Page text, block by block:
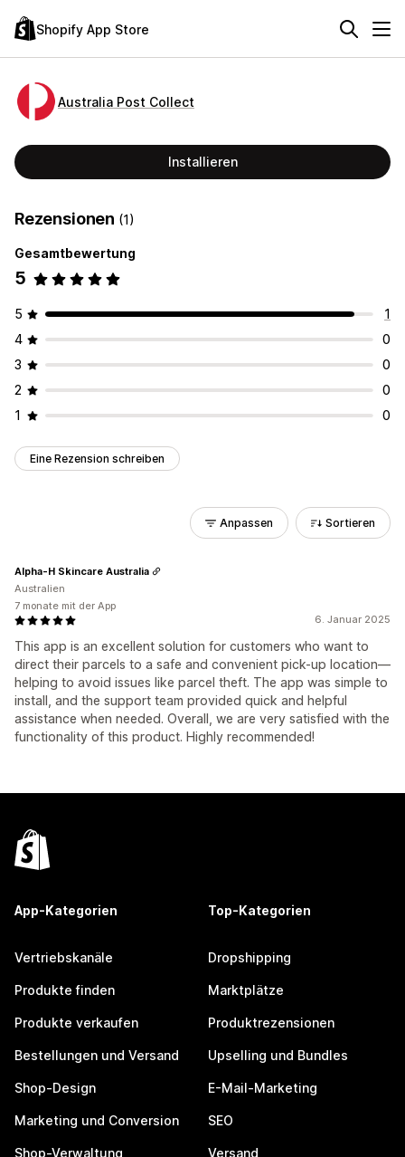
Shopify App Store
Australia Post Collect
Installieren
Rezensionen (1)
Gesamtbewertung
5
5
1
4
0
3
0
2
0
1
0
Eine Rezension schreiben
Anpassen Sortieren
6. Januar 2025
This app is an excellent solution for customers who want to
direct their parcels to a safe and convenient pick-up location—
helping to avoid issues like parcel theft. The app was simple to
install, and the support team provided quick and helpful
assistance when needed. Overall, we are very satisfied with the
functionality of this product. Highly recommended!
Alpha-H Skincare Australia
Australien
7 monate mit der App
App-Kategorien
Vertriebskanäle
Produkte finden
Produkte verkaufen
Bestellungen und Versand
Shop-Design
Marketing und Conversion
Shop-Verwaltung
Top-Kategorien
Dropshipping
Marktplätze
Produktrezensionen
Upselling und Bundles
E-Mail-Marketing
SEO
Versand